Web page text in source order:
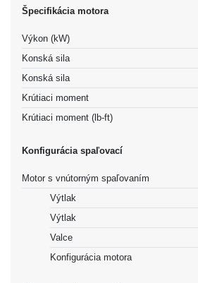
Špecifikácia motora
Výkon (kW)
Konská sila
Konská sila
Krútiaci moment
Krútiaci moment (lb-ft)
Konfigurácia spaľovací
Motor s vnútorným spaľovaním
Výtlak
Výtlak
Valce
Konfigurácia motora